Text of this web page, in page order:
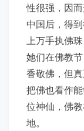
性很强，因
中国后，得
上万手执佛珠
她们在佛教
香敬佛，但
把佛也看作
位神仙，佛
地。